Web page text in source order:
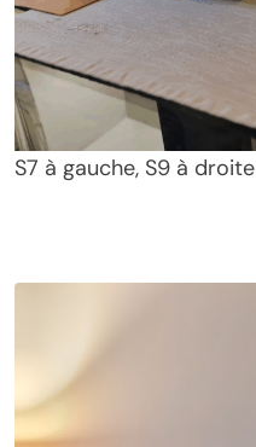
S7 à gauche, S9 à droite